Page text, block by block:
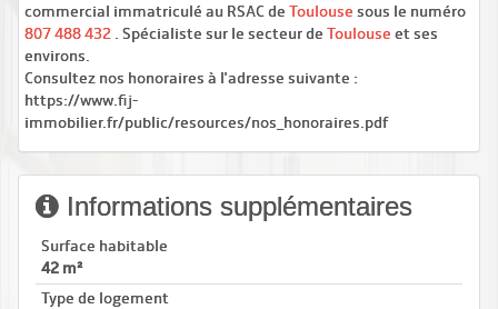
commercial immatriculé au RSAC de Toulouse sous le numéro
807 488 432 . Spécialiste sur le secteur de Toulouse et ses
environs.
Consultez nos honoraires à l'adresse suivante :
https://www.fij-
immobilier.fr/public/resources/nos_honoraires.pdf
Informations supplémentaires
Surface habitable
42 m²
Type de logement